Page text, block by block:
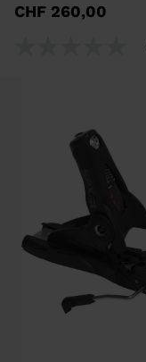
CHF 260,00